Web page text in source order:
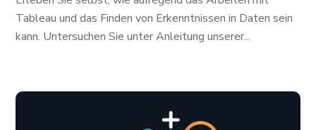
Tableau und das Finden von Erkenntnissen in Daten sein
kann. Untersuchen Sie unter Anleitung unserer...